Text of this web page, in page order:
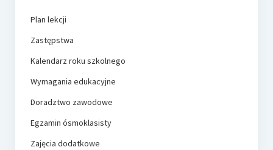
Plan lekcji
Zastępstwa
Kalendarz roku szkolnego
Wymagania edukacyjne
Doradztwo zawodowe
Egzamin ósmoklasisty
Zajęcia dodatkowe